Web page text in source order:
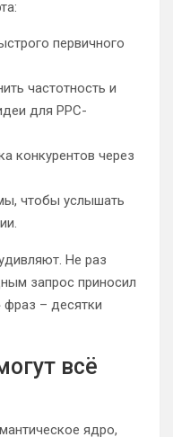
первичного
частотность и
для PPC-
конкурентов через
чтобы услышать
Не раз
запрос приносил
фраз – десятки
всё
ядро,